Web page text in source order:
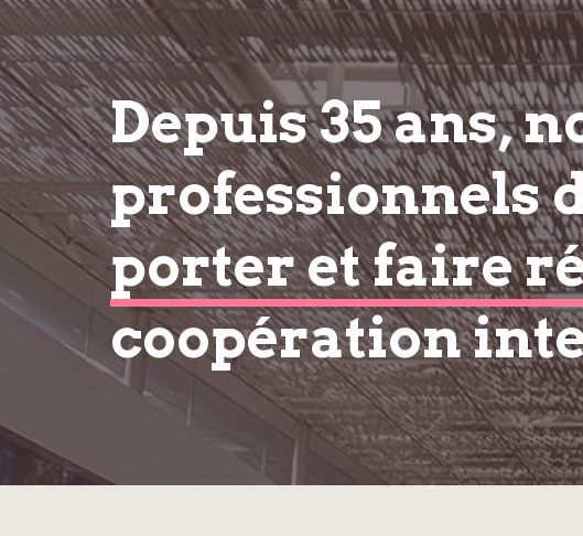
Depuis 35 ans,
professionnels
porter et faire
coopération